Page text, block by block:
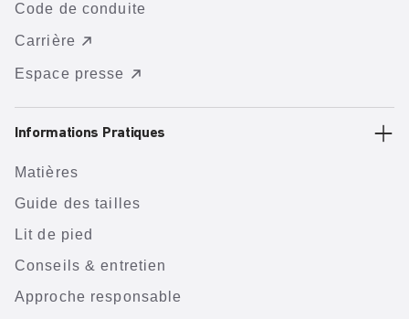
Code de conduite
Carrière
Espace presse
Informations Pratiques
Matières
Guide des tailles
Lit de pied
Conseils & entretien
Approche responsable